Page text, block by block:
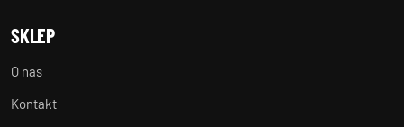
SKLEP
O nas
Kontakt